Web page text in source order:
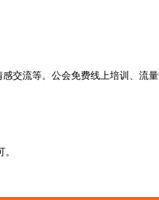
交流等。公会免费线上培训、流量